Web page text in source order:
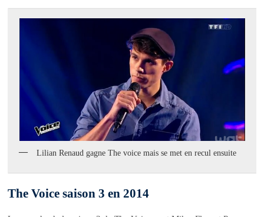
Lilian Renaud gagne The voice mais se met en recul ensuite
The Voice saison 3 en 2014